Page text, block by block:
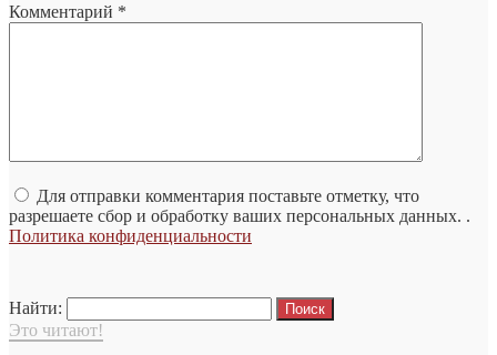
Комментарий *
Для отправки комментария поставьте отметку, что
разрешаете сбор и обработку ваших персональных данных. .
Политика конфиденциальности
Найти:
Это читают!